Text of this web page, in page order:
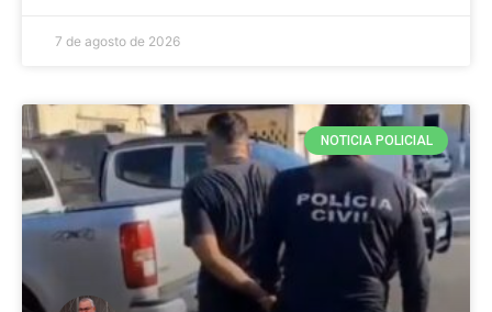
7 de agosto de 2026
NOTICIA POLICIAL